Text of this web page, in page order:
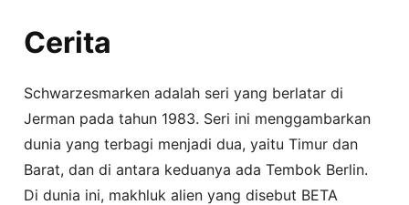
Cerita
Schwarzesmarken adalah seri yang berlatar di
Jerman pada tahun 1983. Seri ini menggambarkan
dunia yang terbagi menjadi dua, yaitu Timur dan
Barat, dan di antara keduanya ada Tembok Berlin.
Di dunia ini, makhluk alien yang disebut BETA